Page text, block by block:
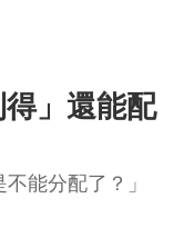
」還能配
能分配了？」